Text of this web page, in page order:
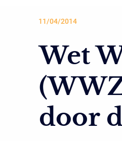
11/04/2014
Wet
door